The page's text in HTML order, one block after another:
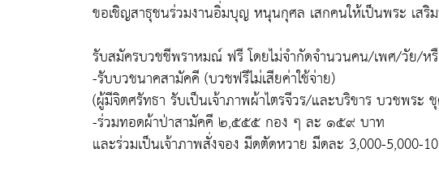
ขอเชิญสาธุชนร่วมงานอิ่มบุญ หนุนกุศล เสกคนให้เป็นพระ เสริม
รับสมัครบวชชีพราหมณ์ ฟรี โดยไม่จำกัดจำนวนคน/เพศ/วัย/ห
-รับบวชนาคสามัคคี (บวชฟรีไม่เสียค่าใช้จ่าย)
(ผู้มีจิตศรัทธา รับเป็นเจ้าภาพผ้าไตรจีวร/และบริขาร บวชพร
-ร่วมทอดผ้าป่าสามัคคี ๒,๕๕๕ กอง ๆ ละ ๑๕๙ บาท
และร่วมเป็นเจ้าภาพสั่งจอง มีดตัดหวาย มีดละ 3,000-5,000-